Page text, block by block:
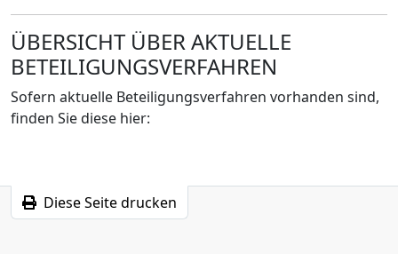
ÜBERSICHT ÜBER AKTUELLE
BETEILIGUNGSVERFAHREN
Sofern aktuelle Beteiligungsverfahren vorhanden sind,
finden Sie diese hier:
Diese Seite drucken